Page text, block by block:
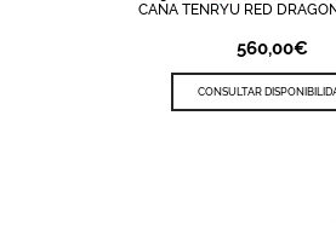
CAÑA TENRYU RED
560,00€
CONSULTAR